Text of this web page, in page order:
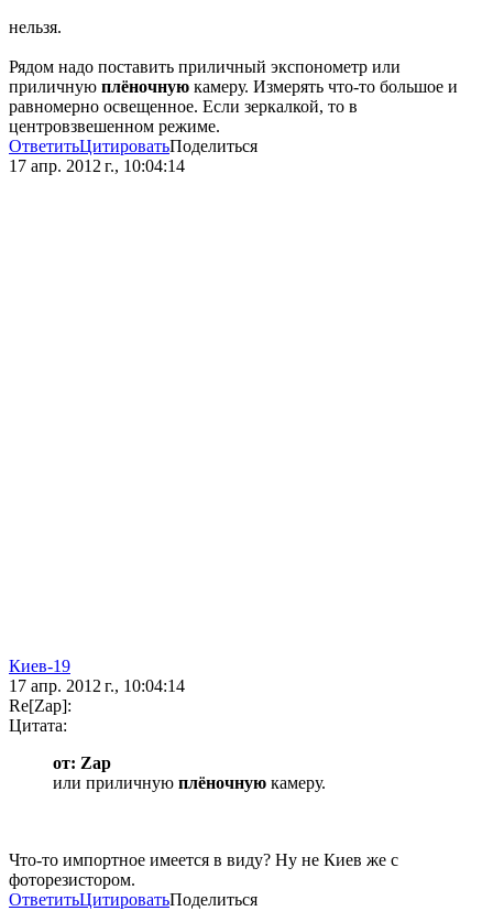
нельзя.
Рядом надо поставить приличный экспонометр или
приличную плёночную камеру. Измерять что-то большое и
равномерно освещенное. Если зеркалкой, то в
центровзвешенном режиме.
ОтветитьЦитироватьПоделиться
17 апр. 2012 г., 10:04:14
Киев-19
17 апр. 2012 г., 10:04:14
Re[Zap]:
Цитата:
от: Zap
или приличную плёночную камеру.
Что-то импортное имеется в виду? Ну не Киев же с
фоторезистором.
ОтветитьЦитироватьПоделиться